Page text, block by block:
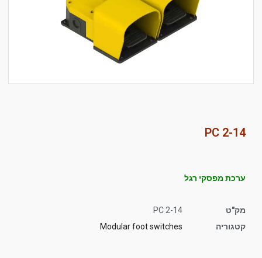
סמן קישורים
לאפס
את
כל
האפשרויות
cached
PC 2-14
ערכת מפסקי רגל
מק"ט
PC 2-14
קטגוריה
Modular foot switches